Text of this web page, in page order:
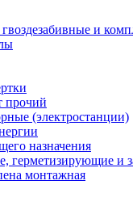
и
прочий
(электростанции)
назначения
герметизирующие и
монтажная